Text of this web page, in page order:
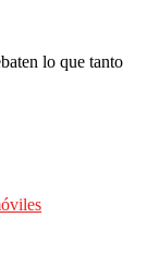
lo que tanto